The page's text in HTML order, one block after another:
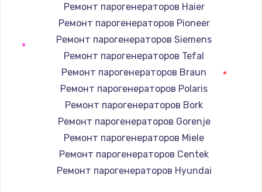
Ремонт парогенераторов Haier
Ремонт парогенераторов Pioneer
Ремонт парогенераторов Siemens
Ремонт парогенераторов Tefal
Ремонт парогенераторов Braun
Ремонт парогенераторов Polaris
Ремонт парогенераторов Bork
Ремонт парогенераторов Gorenje
Ремонт парогенераторов Miele
Ремонт парогенераторов Centek
Ремонт парогенераторов Hyundai